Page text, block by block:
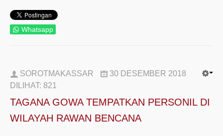
Whatsapp
SOROTMAKASSAR
30 DESEMBER 2018
DILIHAT: 821
TAGANA GOWA TEMPATKAN PERSONIL DI
WILAYAH RAWAN BENCANA